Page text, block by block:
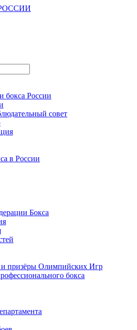
бокса России
совет
в России
Бокса
и призёры Олимпийских Игр
бокса